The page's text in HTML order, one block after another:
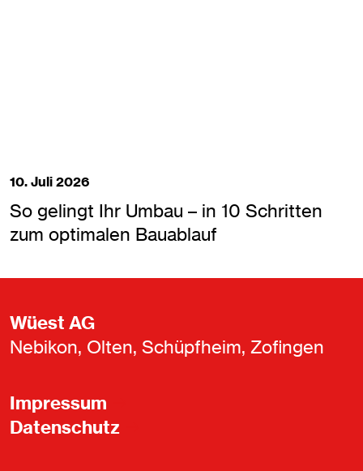
10. Juli 2026
So gelingt Ihr Umbau – in 10 Schritten
zum optimalen Bauablauf
Wüest AG
Nebikon, Olten, Schüpfheim, Zofingen
Impressum
Datenschutz